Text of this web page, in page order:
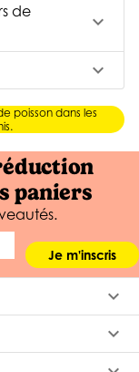
de
keyboard_arrow_down
keyboard_arrow_down
poisson dans les
paniers
Je m'inscris
keyboard_arrow_down
keyboard_arrow_down